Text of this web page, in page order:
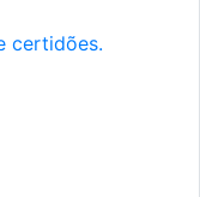
certidões.